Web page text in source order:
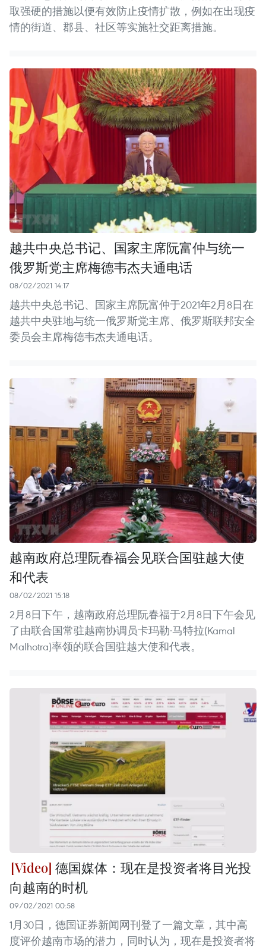
取强硬的措施以便有效防止疫情扩散，例如在出现疫
情的街道、郡县、社区等实施社交距离措施。
越共中央总书记、国家主席阮富仲与统一
俄罗斯党主席梅德韦杰夫通电话
08/02/2021 14:17
越共中央总书记、国家主席阮富仲于2021年2月8日在
越共中央驻地与统一俄罗斯党主席、俄罗斯联邦安全
委员会主席梅德韦杰夫通电话。
越南政府总理阮春福会见联合国驻越大使
和代表
08/02/2021 15:18
2月8日下午，越南政府总理阮春福于2月8日下午会见
了由联合国常驻越南协调员卡玛勒·马特拉(Kamal
Malhotra)率领的联合国驻越大使和代表。
德国媒体：现在是投资者将目光投
向越南的时机
09/02/2021 00:58
1月30日，德国证券新闻网刊登了一篇文章，其中高
度评价越南市场的潜力，同时认为，现在是投资者将